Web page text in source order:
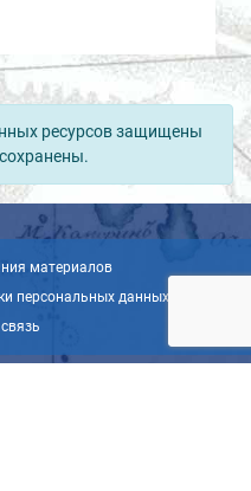
ресурсов защищены
материалов
персональных данных